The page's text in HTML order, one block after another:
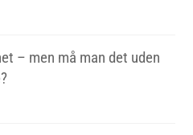
– men må man det uden